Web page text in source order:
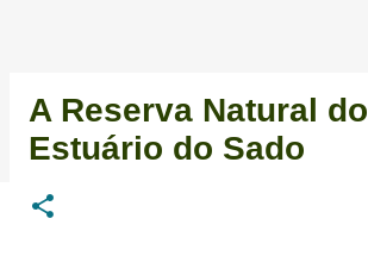
A Reserva Natural do
Estuário do Sado